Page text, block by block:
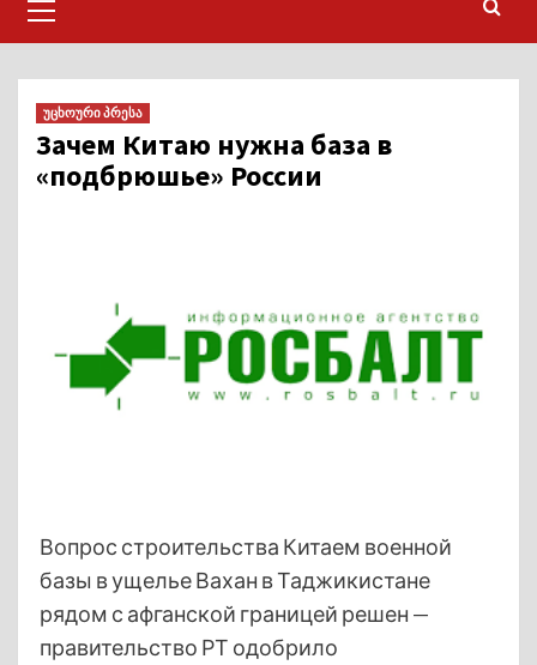
Menu
უცხოური პრესა
Зачем Китаю нужна база в
«подбрюшье» России
Вопрос строительства Китаем военной
базы в ущелье Вахан в Таджикистане
рядом с афганской границей решен —
правительство РТ одобрило